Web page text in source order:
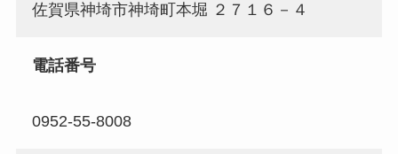
佐賀県神埼市神埼町本堀 ２７１６－４
電話番号
0952-55-8008